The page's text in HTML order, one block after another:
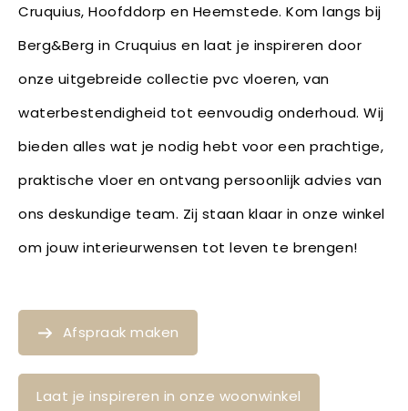
Cruquius, Hoofddorp en Heemstede. Kom langs bij
Berg&Berg in Cruquius en laat je inspireren door
onze uitgebreide collectie pvc vloeren, van
waterbestendigheid tot eenvoudig onderhoud. Wij
bieden alles wat je nodig hebt voor een prachtige,
praktische vloer en ontvang persoonlijk advies van
ons deskundige team. Zij staan klaar in onze winkel
om jouw interieurwensen tot leven te brengen!
Afspraak maken
Laat je inspireren in onze woonwinkel